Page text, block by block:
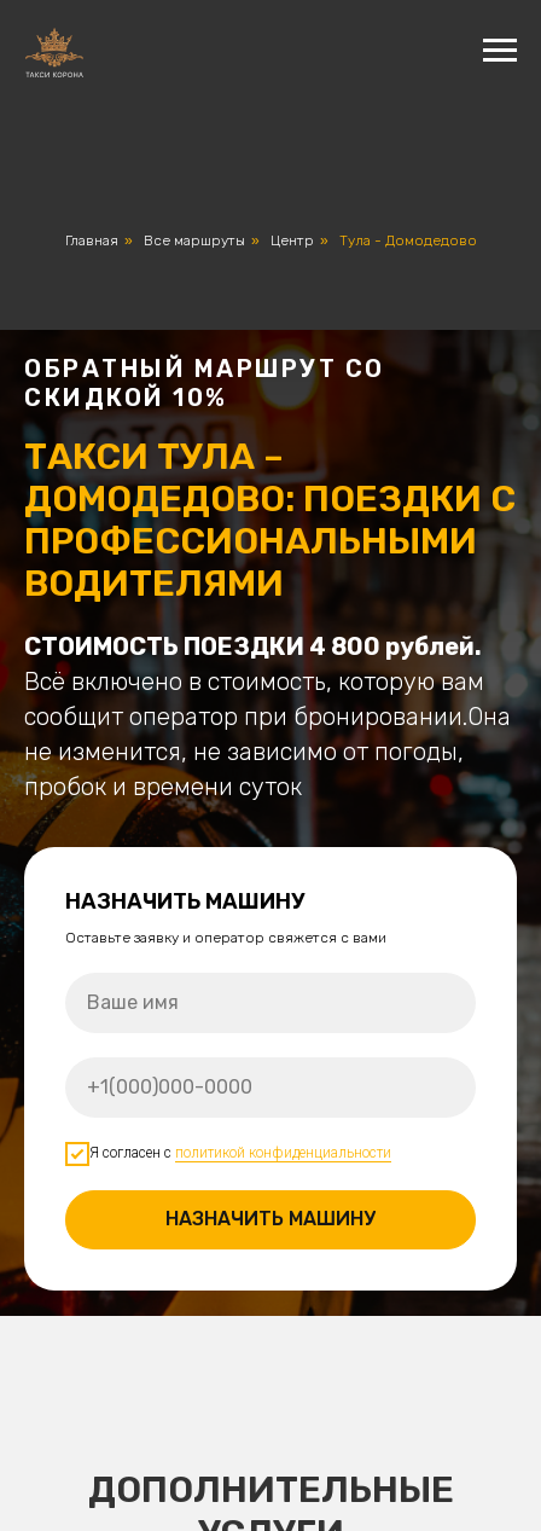
Главная » Все маршруты » Центр » Тула - Домодедово
ОБРАТНЫЙ МАРШРУТ СО
СКИДКОЙ 10%
ТАКСИ ТУЛА –
ДОМОДЕДОВО: ПОЕЗДКИ С
ПРОФЕССИОНАЛЬНЫМИ
ВОДИТЕЛЯМИ
СТОИМОСТЬ ПОЕЗДКИ 4 800 рублей.
Всё включено в стоимость, которую вам
сообщит оператор при бронировании.Она
не изменится, не зависимо от погоды,
пробок и времени суток
НАЗНАЧИТЬ МАШИНУ
Оставьте заявку и оператор свяжется с вами
Я согласен с политикой конфиденциальности
НАЗНАЧИТЬ МАШИНУ
ДОПОЛНИТЕЛЬНЫЕ